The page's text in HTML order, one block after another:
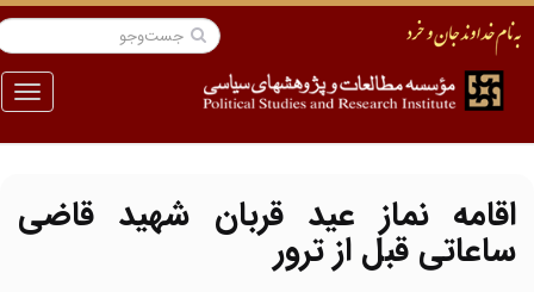
منو
اقامه نماز عید قربان شهید قاضی
ساعاتی قبل از ترور